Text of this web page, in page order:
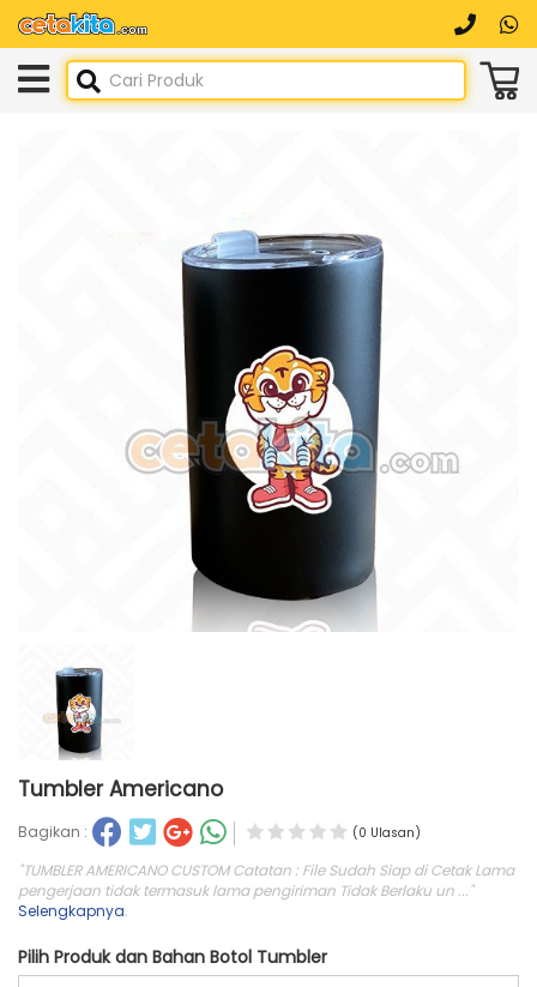
Tumbler Americano
Bagikan : (0 Ulasan)
"TUMBLER AMERICANO CUSTOM Catatan : File Sudah Siap di Cetak Lama
pengerjaan tidak termasuk lama pengiriman Tidak Berlaku un ..."
Selengkapnya.
Pilih Produk dan Bahan Botol Tumbler